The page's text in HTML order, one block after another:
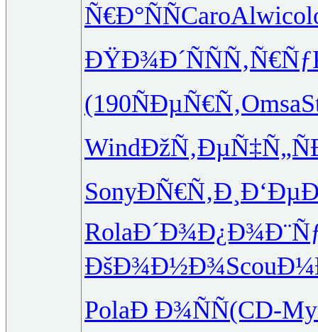
Ñ€Ð°ÑÑCaroAlwi
ÐŸÐ¾Ð´ÑÑÑ‚Ñ€Ñƒ
(190ÑÐµÑ€Ñ‚Omsa
WindÐžÑ‚ÐµÑ‡
SonyÐÑ€Ñ‚Ð¸
RolaÐ´Ð¾Ð¿Ð¾
ÐšÐ¾Ð½Ð¾Scou
PolaÐ Ð¾ÑÑ(CD-